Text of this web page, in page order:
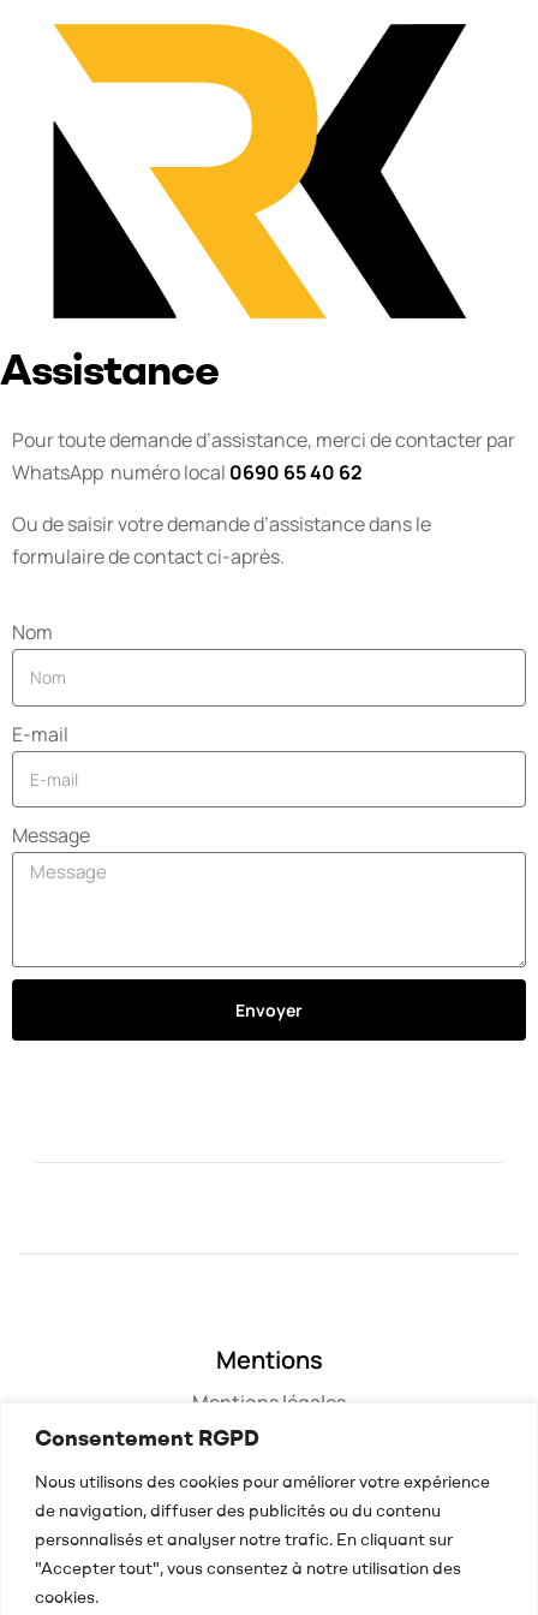
Consentement RGPD
Nous utilisons des cookies pour améliorer votre expérience
de navigation, diffuser des publicités ou du contenu
personnalisés et analyser notre trafic. En cliquant sur
"Accepter tout", vous consentez à notre utilisation des
cookies.
Assistance
Pour toute demande d’assistance, merci de contacter par
WhatsApp numéro local 0690 65 40 62
Ou de saisir votre demande d’assistance dans le
formulaire de contact ci-après.
Nom
E-mail
Message
Envoyer
Mentions
Mentions légales
Contact
Contactez nous